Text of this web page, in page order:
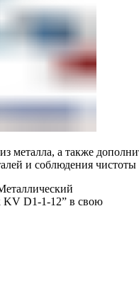
металла, а также
и соблюдения чистоты
KV D1-1-12” в свою